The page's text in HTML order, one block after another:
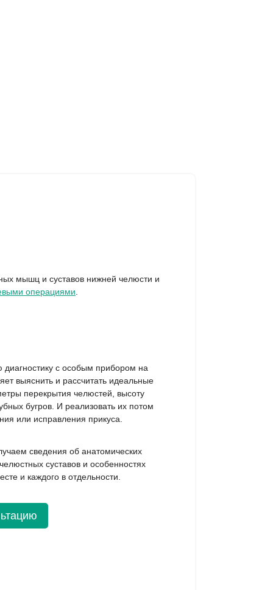
мышц и суставов нижней челюсти и
операциями.
с особым прибором на
выяснить и рассчитать идеальные
перекрытия челюстей, высоту
бугров. И реализовать их потом
или исправления прикуса.
сведения об анатомических
суставов и особенностях
и каждого в отдельности.